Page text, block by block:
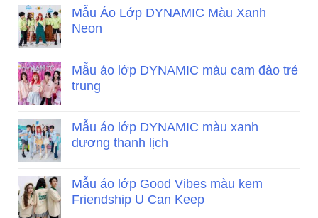
Mẫu Áo Lớp DYNAMIC Màu Xanh
Neon
Mẫu áo lớp DYNAMIC màu cam đào trẻ
trung
Mẫu áo lớp DYNAMIC màu xanh
dương thanh lịch
Mẫu áo lớp Good Vibes màu kem
Friendship U Can Keep